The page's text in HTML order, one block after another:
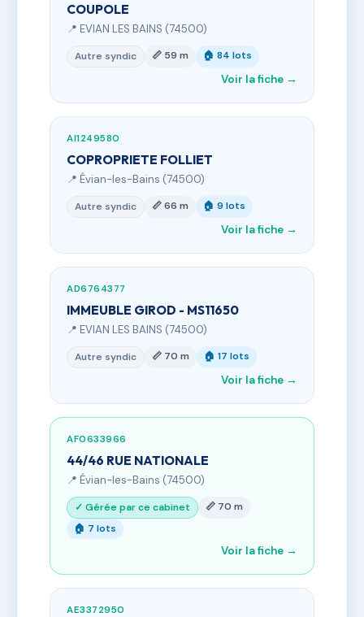
COUPOLE
📍 EVIAN LES BAINS (74500)
Autre syndic 📏 59 m 🏠 84 lots
Voir la fiche →
AI1249580
COPROPRIETE FOLLIET
📍 Évian-les-Bains (74500)
Autre syndic 📏 66 m 🏠 9 lots
Voir la fiche →
AD6764377
IMMEUBLE GIROD - MS11650
📍 EVIAN LES BAINS (74500)
Autre syndic 📏 70 m 🏠 17 lots
Voir la fiche →
AF0633966
44/46 RUE NATIONALE
📍 Évian-les-Bains (74500)
✓ Gérée par ce cabinet
📏 70 m
🏠 7 lots
Voir la fiche →
AE3372950